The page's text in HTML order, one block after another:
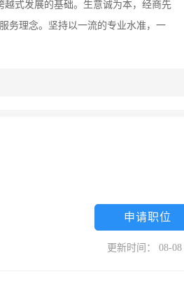
式发展的基础。生意诚为本，经商先
务理念。坚持以一流的专业水准，一
申请职位
更新时间： 08-08